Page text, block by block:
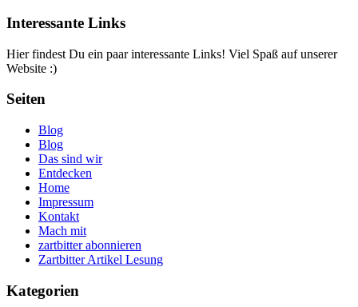
Interessante Links
Hier findest Du ein paar interessante Links! Viel Spaß auf unserer
Website :)
Seiten
Blog
Blog
Das sind wir
Entdecken
Home
Impressum
Kontakt
Mach mit
zartbitter abonnieren
Zartbitter Artikel Lesung
Kategorien